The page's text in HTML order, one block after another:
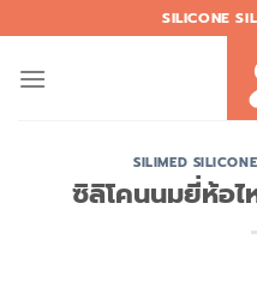
to
content
SILICONE
SILIMED SILICONE
ซิลิโคนนมยี่ห้อ